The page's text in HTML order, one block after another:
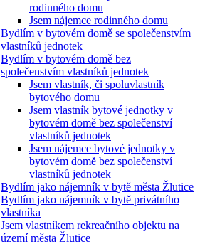
rodinného domu
Jsem nájemce rodinného domu
Bydlím v bytovém domě se společenstvím
vlastníků jednotek
Bydlím v bytovém domě bez
společenstvím vlastníků jednotek
Jsem vlastník, či spoluvlastník
bytového domu
Jsem vlastník bytové jednotky v
bytovém domě bez společenství
vlastníků jednotek
Jsem nájemce bytové jednotky v
bytovém domě bez společenství
vlastníků jednotek
Bydlím jako nájemník v bytě města Žlutice
Bydlím jako nájemník v bytě privátního
vlastníka
Jsem vlastníkem rekreačního objektu na
území města Žlutice